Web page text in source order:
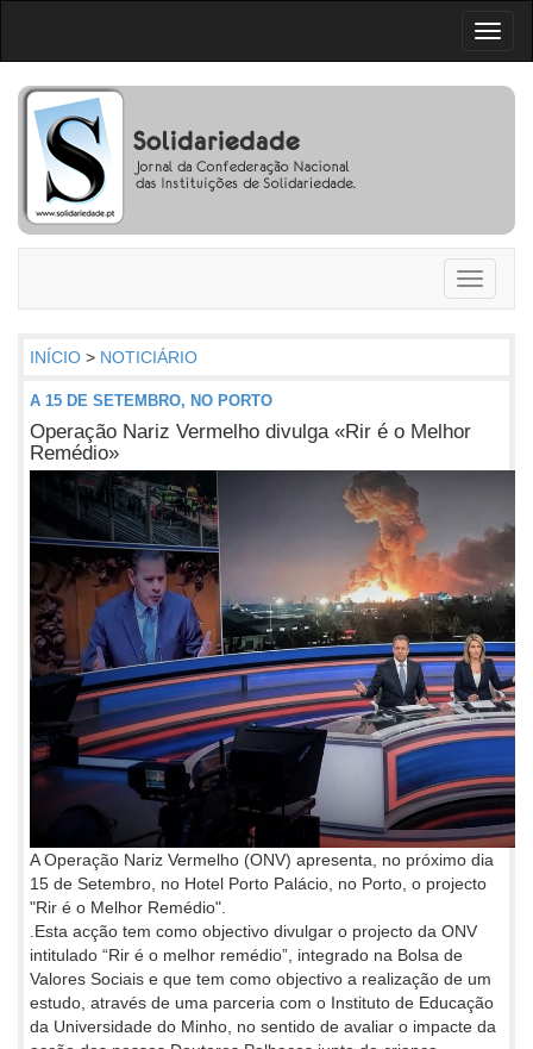
Toggle
INÍCIO > NOTICIÁRIO
A 15 DE SETEMBRO, NO PORTO
Operação Nariz Vermelho divulga «Rir é o Melhor
Remédio»
A Operação Nariz Vermelho (ONV) apresenta, no próximo dia
15 de Setembro, no Hotel Porto Palácio, no Porto, o projecto
"Rir é o Melhor Remédio".
.Esta acção tem como objectivo divulgar o projecto da ONV
intitulado “Rir é o melhor remédio”, integrado na Bolsa de
Valores Sociais e que tem como objectivo a realização de um
estudo, através de uma parceria com o Instituto de Educação
da Universidade do Minho, no sentido de avaliar o impacte da